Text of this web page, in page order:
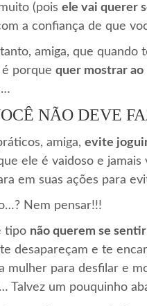
(pois ele vai querer
a confiança de que
tanto, amiga, que
porque quer mostrar ao
NÃO DEVE
amiga, evite
ele é vaidoso e
em suas ações para
Nem pensar!!!
tipo não querem se
desapareçam e te
mulher para desfilar e
Talvez um pouquinho